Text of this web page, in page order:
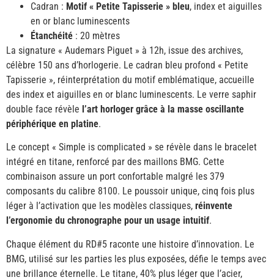
Cadran : Motif « Petite Tapisserie » bleu, index et aiguilles
en or blanc luminescents
Étanchéité : 20 mètres
La signature « Audemars Piguet » à 12h, issue des archives,
célèbre 150 ans d’horlogerie. Le cadran bleu profond « Petite
Tapisserie », réinterprétation du motif emblématique, accueille
des index et aiguilles en or blanc luminescents. Le verre saphir
double face révèle l’art horloger grâce à la masse oscillante
périphérique en platine.
Le concept « Simple is complicated » se révèle dans le bracelet
intégré en titane, renforcé par des maillons BMG. Cette
combinaison assure un port confortable malgré les 379
composants du calibre 8100. Le poussoir unique, cinq fois plus
léger à l’activation que les modèles classiques, réinvente
l’ergonomie du chronographe pour un usage intuitif.
Chaque élément du RD#5 raconte une histoire d’innovation. Le
BMG, utilisé sur les parties les plus exposées, défie le temps avec
une brillance éternelle. Le titane, 40% plus léger que l’acier,